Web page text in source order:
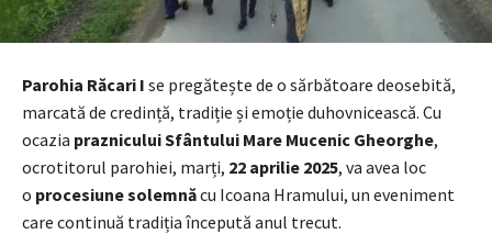
Parohia Răcari I se pregătește de o sărbătoare deosebită,
marcată de credință, tradiție și emoție duhovnicească. Cu
ocazia praznicului Sfântului Mare Mucenic Gheorghe,
ocrotitorul parohiei, marți, 22 aprilie 2025, va avea loc
o procesiune solemnăcu Icoana Hramului, un eveniment
care continuă tradiția începută anul trecut.